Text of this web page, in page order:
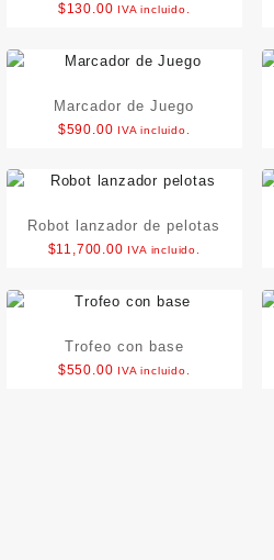
$130.00 IVA incluido.
Marcador de Juego
$590.00 IVA incluido.
Robot lanzador de pelotas
$11,700.00 IVA incluido.
Trofeo con base
$550.00 IVA incluido.